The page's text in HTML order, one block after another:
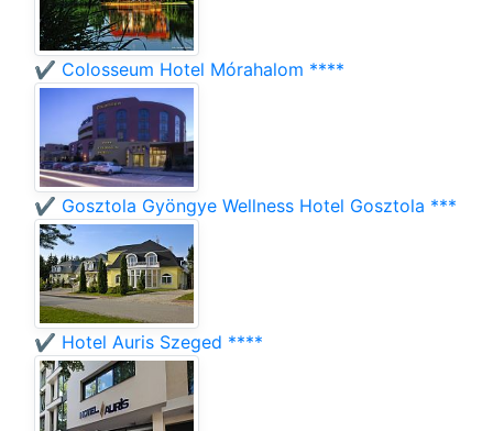
✔️ Colosseum Hotel Mórahalom ****
✔️ Gosztola Gyöngye Wellness Hotel Gosztola ***
✔️ Hotel Auris Szeged ****